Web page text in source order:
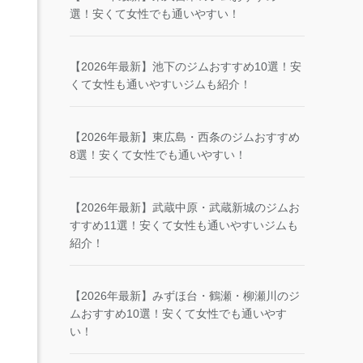
選！安くて女性でも通いやすい！
【2026年最新】池下のジムおすすめ10選！安
くて女性も通いやすいジムも紹介！
【2026年最新】東広島・西条のジムおすすめ
8選！安くて女性でも通いやすい！
【2026年最新】武蔵中原・武蔵新城のジムお
すすめ11選！安くて女性も通いやすいジムも
紹介！
【2026年最新】みずほ台・鶴瀬・柳瀬川のジ
ムおすすめ10選！安くて女性でも通いやす
い！